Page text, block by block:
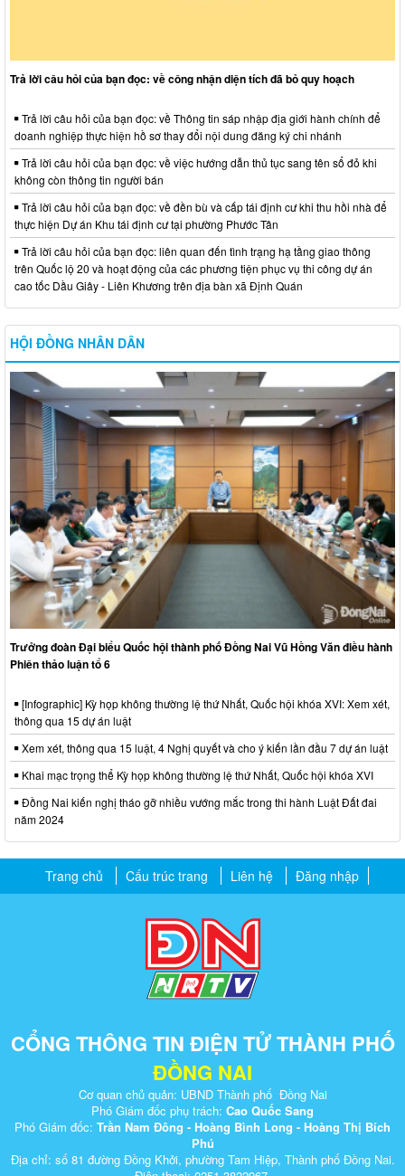
Trả lời câu hỏi của bạn đọc: về công nhận diện tích đã bỏ quy hoạch
Trả lời câu hỏi của bạn đọc: về Thông tin sáp nhập địa giới hành chính để
doanh nghiệp thực hiện hồ sơ thay đổi nội dung đăng ký chi nhánh
Trả lời câu hỏi của bạn đọc: về việc hướng dẫn thủ tục sang tên sổ đỏ khi
không còn thông tin người bán
Trả lời câu hỏi của bạn đọc: về đền bù và cấp tái định cư khi thu hồi nhà để
thực hiện Dự án Khu tái định cư tại phường Phước Tân
Trả lời câu hỏi của bạn đọc: liên quan đến tình trạng hạ tầng giao thông
trên Quốc lộ 20 và hoạt động của các phương tiện phục vụ thi công dự án
cao tốc Dầu Giây - Liên Khương trên địa bàn xã Định Quán
HỘI ĐỒNG NHÂN DÂN
Trưởng đoàn Đại biểu Quốc hội thành phố Đồng Nai Vũ Hồng Văn điều hành
Phiên thảo luận tổ 6
[Infographic] Kỳ họp không thường lệ thứ Nhất, Quốc hội khóa XVI: Xem xét,
thông qua 15 dự án luật
Xem xét, thông qua 15 luật, 4 Nghị quyết và cho ý kiến lần đầu 7 dự án luật
Khai mạc trọng thể Kỳ họp không thường lệ thứ Nhất, Quốc hội khóa XVI
Đồng Nai kiến nghị tháo gỡ nhiều vướng mắc trong thi hành Luật Đất đai
năm 2024
Trang chủ Cấu trúc trang Liên hệ Đăng nhập
CỔNG THÔNG TIN ĐIỆN TỬ THÀNH PHỐ
ĐỒNG NAI
Cơ quan chủ quản: UBND Thành phố Đồng Nai
Phó Giám đốc phụ trách: Cao Quốc Sang
Phó Giám đốc: Trần Nam Đông - Hoàng Bình Long - Hoàng Thị Bích
Phú
Địa chỉ: số 81 đường Đồng Khởi, phường Tam Hiệp, Thành phố Đồng Nai.